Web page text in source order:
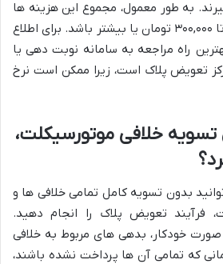
به طور معمول، مجموع این هزینه ها
می تواند در بازه ۱۵۰,۰۰۰ تا ۳۰۰,۰۰۰ تومان یا بیشتر باشد. برای اطلاع
راه مراجعه به سامانه نوبت دهی یا
تعویض پلاک است، زیرا ممکن است نرخ
تسویه خلافی موتورسیکلت،
بدون تسویه کامل تمامی خلافی ها و
فرآیند تعویض پلاک را انجام دهید.
خودکار، بدهی های مربوط به خلافی
که تمامی آن ها پرداخت نشده باشند،